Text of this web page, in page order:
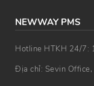
NEWWAY PMS
Hotline HTKH 24/
Địa chỉ: Sevin